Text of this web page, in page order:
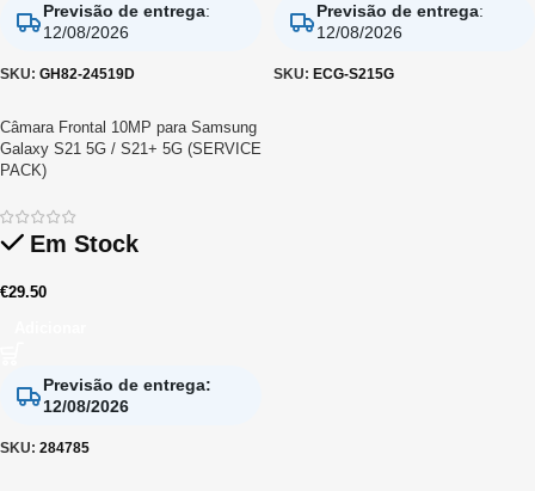
Previsão de entrega:
12/08/2026
SKU: GH82-24519D
Previsão de entrega:
12/08/2026
SKU: ECG-S215G
Câmara Frontal 10MP para Samsung
Galaxy S21 5G / S21+ 5G (SERVICE
PACK)
Em Stock
€29.50
Previsão de entrega:
12/08/2026
SKU: 284785